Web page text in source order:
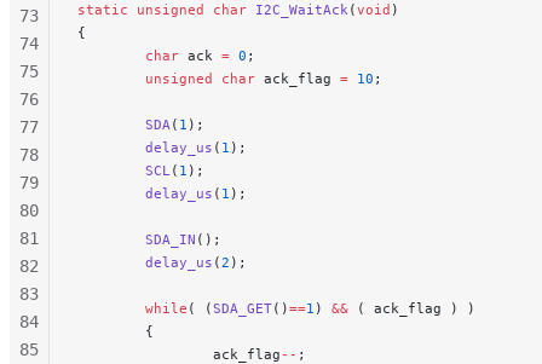
static unsigned char I2C_WaitAck(void )
{
        char
ack = 0 ;
        unsigned
char ack_flag = 10 ;
        SDA
( 1 );
        delay_us
( 1 );
        SCL
( 1 );
        delay_us
( 1 );
        SDA_IN
();
        delay_us
(2 );
        while
( (SDA_GET()==1 ) && ( ack_flag ) )
        {
                ack_flag
-- ;
73
74
75
76
77
78
79
80
81
82
83
84
85